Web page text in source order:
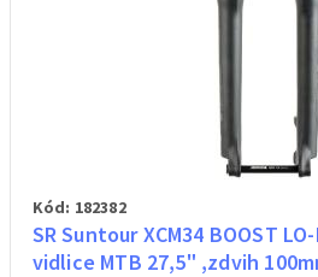
Kód: 182382
SR Suntour XCM34 BOOST
vidlice MTB 27,5" ,zdvih